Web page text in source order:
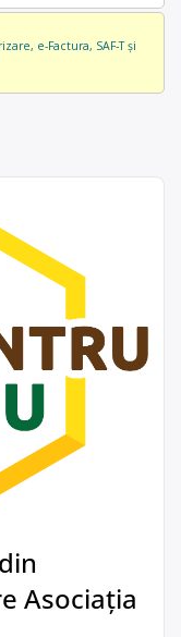
e-Factura, SAF-T și
Asociația